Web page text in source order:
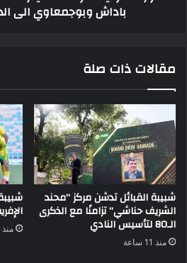
باداش وبوجمعاوي الى
مقالات ذات صلة
شبيبة القبائل تدشن مركز “محند
الشريف حناشي” تزامنًا مع الذكرى
الـ80 لتأسيس النادي
منذ 11 ساعة
منذ 20 ساعة